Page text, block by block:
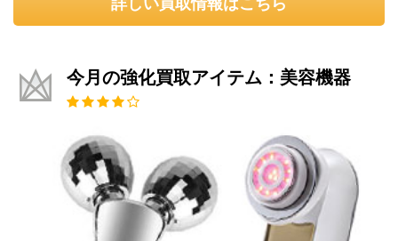
今月の強化買取アイテム：美容機器